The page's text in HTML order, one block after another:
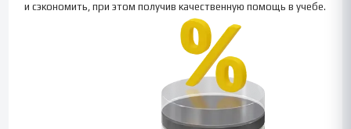
и сэкономить, при этом получив качественную помощь в учебе.